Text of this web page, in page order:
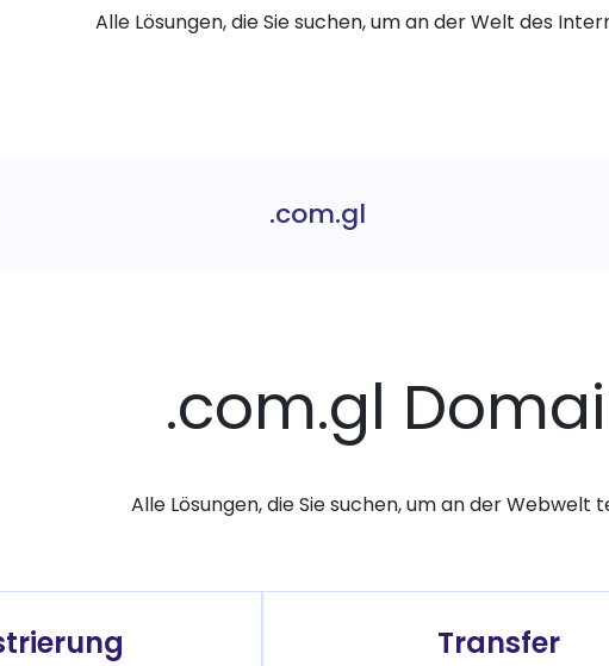
Alle Lösungen, die Sie suchen, um an der Welt des
.com.gl
.com.gl
Alle Lösungen, die Sie suchen, um an der Webwelt
Transfer